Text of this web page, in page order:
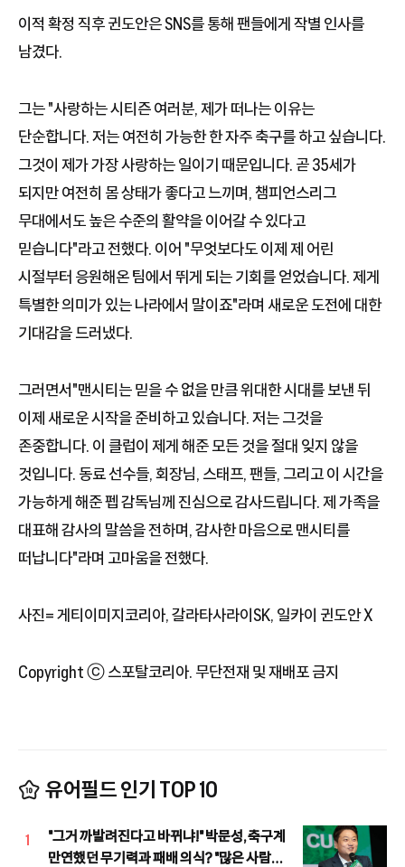
이적 확정 직후 귄도안은 SNS를 통해 팬들에게 작별 인사를
남겼다.
그는 "사랑하는 시티즌 여러분, 제가 떠나는 이유는
단순합니다. 저는 여전히 가능한 한 자주 축구를 하고 싶습니다.
그것이 제가 가장 사랑하는 일이기 때문입니다. 곧 35세가
되지만 여전히 몸 상태가 좋다고 느끼며, 챔피언스리그
무대에서도 높은 수준의 활약을 이어갈 수 있다고
믿습니다"라고 전했다. 이어 "무엇보다도 이제 제 어린
시절부터 응원해온 팀에서 뛰게 되는 기회를 얻었습니다. 제게
특별한 의미가 있는 나라에서 말이죠"라며 새로운 도전에 대한
기대감을 드러냈다.
그러면서"맨시티는 믿을 수 없을 만큼 위대한 시대를 보낸 뒤
이제 새로운 시작을 준비하고 있습니다. 저는 그것을
존중합니다. 이 클럽이 제게 해준 모든 것을 절대 잊지 않을
것입니다. 동료 선수들, 회장님, 스태프, 팬들, 그리고 이 시간을
가능하게 해준 펩 감독님께 진심으로 감사드립니다. 제 가족을
대표해 감사의 말씀을 전하며, 감사한 마음으로 맨시티를
떠납니다"라며 고마움을 전했다.
사진= 게티이미지코리아, 갈라타사라이SK, 일카이 귄도안 X
Copyright ⓒ 스포탈코리아. 무단전재 및 재배포 금지
유어필드 인기 TOP 10
1
"그거 까발려진다고 바뀌냐!" 박문성, 축구계
만연했던 무기력과 패배 의식? "많은 사람이